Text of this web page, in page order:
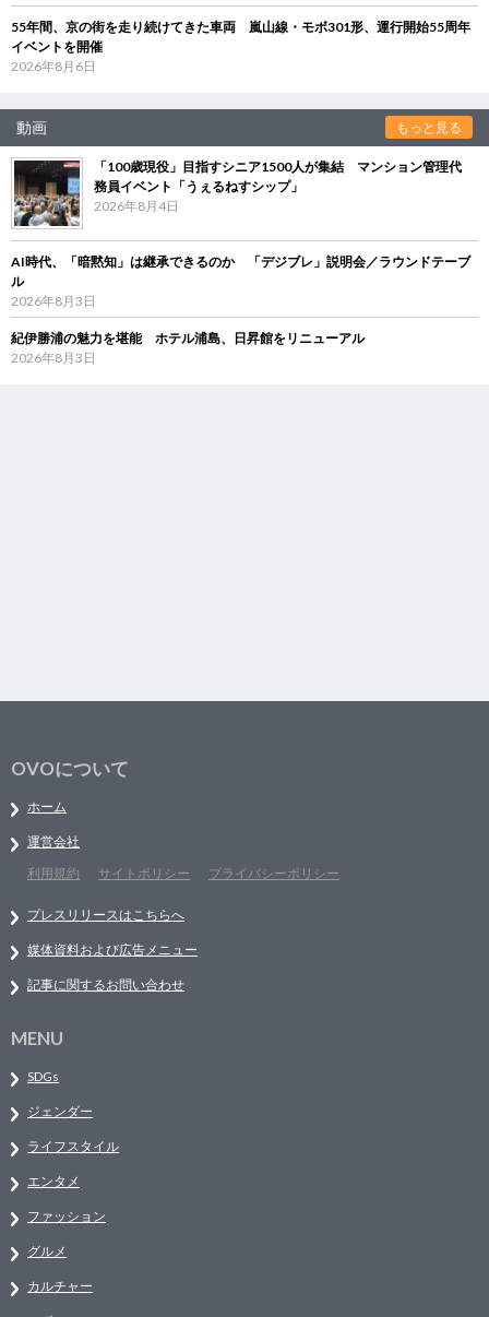
55年間、京の街を走り続けてきた車両 嵐山線・モボ301形、運行開始55周年
イベントを開催
2026年8月6日
動画 もっと見る
「100歳現役」目指すシニア1500人が集結 マンション管理代
務員イベント「うぇるねすシップ」
2026年8月4日
AI時代、「暗黙知」は継承できるのか 「デジブレ」説明会／ラウンドテーブ
ル
2026年8月3日
紀伊勝浦の魅力を堪能 ホテル浦島、日昇館をリニューアル
2026年8月3日
OVOについて
ホーム
運営会社
利用規約
サイトポリシー プライバシーポリシー
プレスリリースはこちらへ
媒体資料および広告メニュー
記事に関するお問い合わせ
MENU
SDGs
ジェンダー
ライフスタイル
エンタメ
ファッション
グルメ
カルチャー